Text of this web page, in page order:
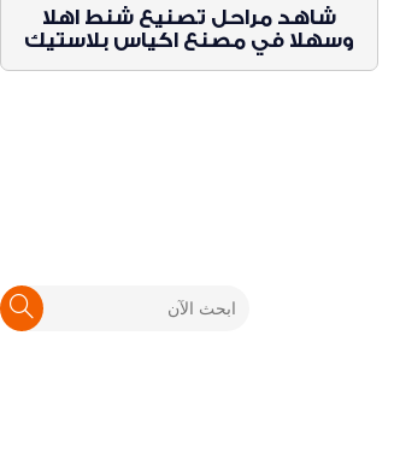
شاهد مراحل تصنيع شنط اهلا
وسهلا في مصنع اكياس بلاستيك